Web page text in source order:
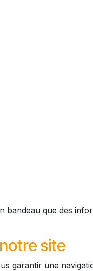
que des
site
garantir une